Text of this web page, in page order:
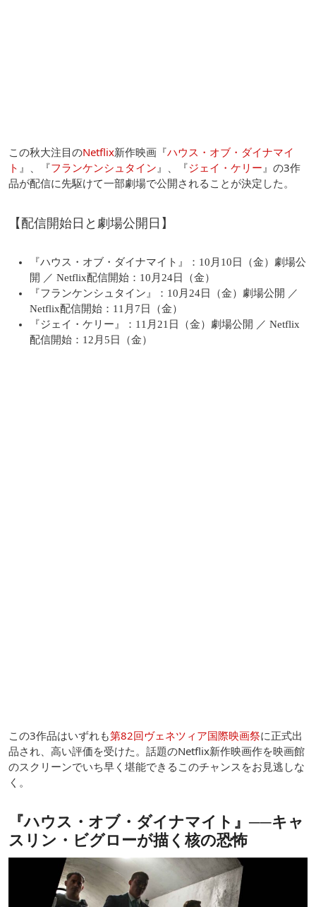
この秋大注目のNetflix新作映画『ハウス・オブ・ダイナマイ
ト 』、『フランケンシュタイン 』、『ジェイ・ケリー 』の3作
品が配信に先駆けて一部劇場で公開されることが決定した。
【配信開始日と劇場公開日】
『ハウス・オブ・ダイナマイト』：10月10日（金）劇場公
開 ／ Netflix配信開始：10月24日（金）
『フランケンシュタイン』：10月24日（金）劇場公開 ／
Netflix配信開始：11月7日（金）
『ジェイ・ケリー』：11月21日（金）劇場公開 ／ Netflix
配信開始：12月5日（金）
この3作品はいずれも第82回ヴェネツィア国際映画祭に正式出
品され、高い評価を受けた。話題のNetflix新作映画作を映画館
のスクリーンでいち早く堪能できるこのチャンスをお見逃しな
く。
『ハウス・オブ・ダイナマイト』──キャ
スリン・ビグローが描く核の恐怖